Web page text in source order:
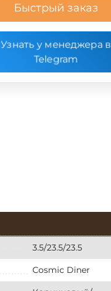
Быстрый заказ
Узнать у менеджера в
Telegram
3.5/23.5/23.5
Cosmic Diner